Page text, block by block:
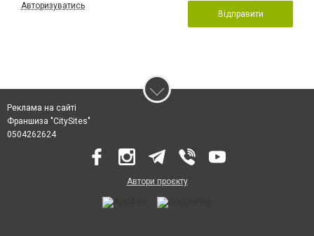
Авторизуватись
Відправити
Реклама на сайті
Франшиза "CitySites"
0504262624
Автори проєкту